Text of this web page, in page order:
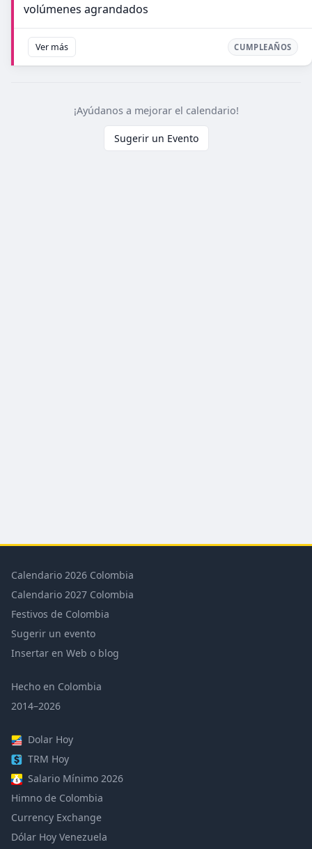
volúmenes agrandados
Ver más CUMPLEAÑOS
¡Ayúdanos a mejorar el calendario!
Sugerir un Evento
Calendario 2026 Colombia
Calendario 2027 Colombia
Festivos de Colombia
Sugerir un evento
Insertar en Web o blog
Hecho en Colombia
2014–2026
Dolar Hoy
TRM Hoy
Salario Mínimo 2026
Himno de Colombia
Currency Exchange
Dólar Hoy Venezuela